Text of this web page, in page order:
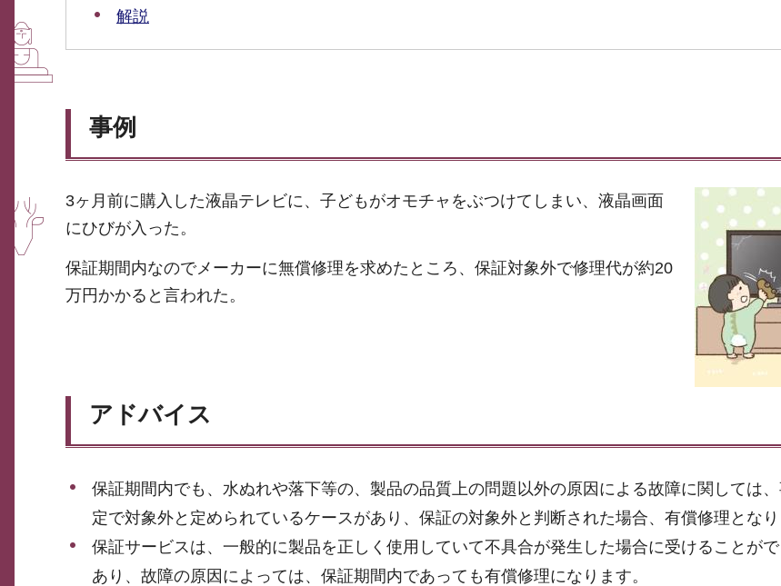
解説
事例
3ヶ月前に購入した液晶テレビに、子どもがオモチャをぶつけてしまい、液晶画面
にひびが入った。
保証期間内なのでメーカーに無償修理を求めたところ、保証対象外で修理代が約20
万円かかると言われた。
アドバイス
保証期間内でも、水ぬれや落下等の、製品の品質上の問題以外の原因による故障に関しては
定で対象外と定められているケースがあり、保証の対象外と判断された場合、有償修理となり
保証サービスは、一般的に製品を正しく使用していて不具合が発生した場合に受けることが
あり、故障の原因によっては、保証期間内であっても有償修理になります。